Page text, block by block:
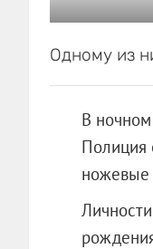
Одному из
В
Полиция
ножевые